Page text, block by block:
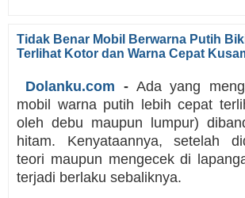
Tidak Benar Mobil Berwarna Putih
Terlihat Kotor dan Warna Cepat
Dolanku.com -Ada yang
mobil warna putih lebih cepat
oleh debu maupun lumpur)
hitam. Kenyataannya, setelah
teori maupun mengecek di
terjadi berlaku sebaliknya.